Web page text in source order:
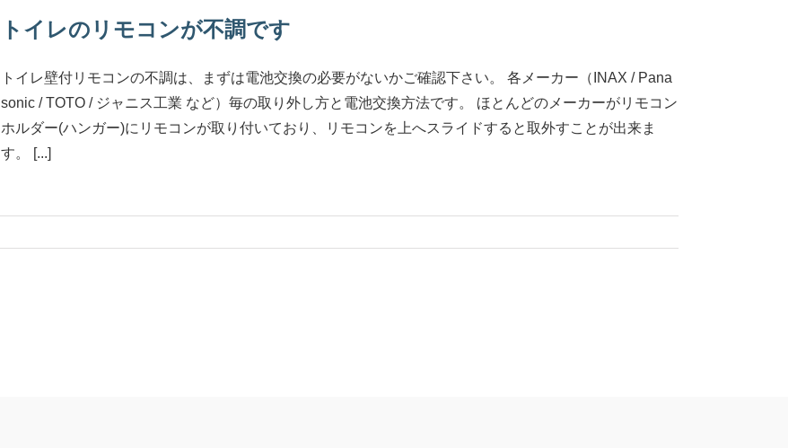
トイレのリモコンが不調です
トイレ壁付リモコンの不調は、まずは電池交換の必要がないかご確認下さい。 各メーカー（INAX / Pana
sonic / TOTO / ジャニス工業 など）毎の取り外し方と電池交換方法です。 ほとんどのメーカーがリモコン
ホルダー(ハンガー)にリモコンが取り付いており、リモコンを上へスライドすると取外すことが出来ま
す。 [...]